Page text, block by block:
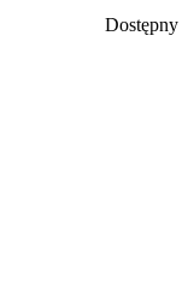
Dostępny